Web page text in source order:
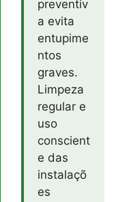
preventiv
a evita
entupime
ntos
graves.
Limpeza
regular e
uso
conscient
e das
instalaçõ
es